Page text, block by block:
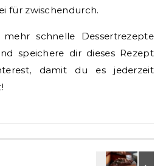
für zwischendurch.
schnelle Dessertrezepte
speichere dir dieses Rezept
damit du es jederzeit